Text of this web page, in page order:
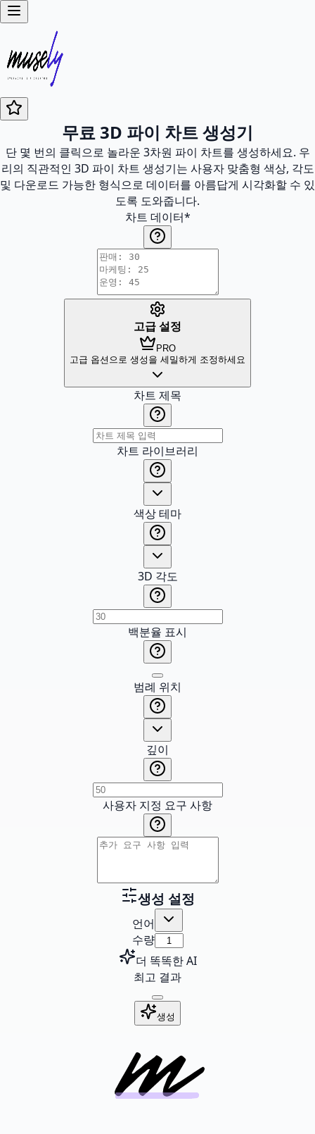
무료 3D 파이 차트 생성기
단 몇 번의 클릭으로 놀라운 3차원 파이 차트를 생성하세요. 우
리의 직관적인 3D 파이 차트 생성기는 사용자 맞춤형 색상, 각도
및 다운로드 가능한 형식으로 데이터를 아름답게 시각화할 수 있
도록 도와줍니다.
차트 데이터*
고급 설정
PRO
고급 옵션으로 생성을 세밀하게 조정하세요
차트 제목
차트 라이브러리
색상 테마
3D 각도
백분율 표시
범례 위치
깊이
사용자 지정 요구 사항
생성 설정
언어
수량
더 똑똑한 AI
최고 결과
생성